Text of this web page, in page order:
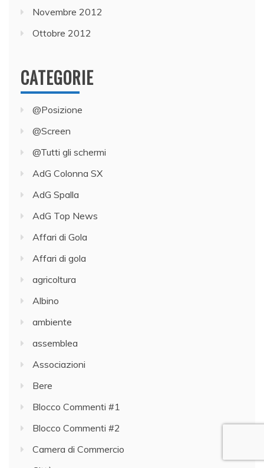
Novembre 2012
Ottobre 2012
CATEGORIE
@Posizione
@Screen
@Tutti gli schermi
AdG Colonna SX
AdG Spalla
AdG Top News
Affari di Gola
Affari di gola
agricoltura
Albino
ambiente
assemblea
Associazioni
Bere
Blocco Commenti #1
Blocco Commenti #2
Camera di Commercio